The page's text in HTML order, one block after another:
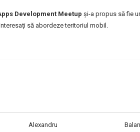
Development Meetup și-a propus să fie
să abordeze teritoriul mobil.
Alexandru
Balan